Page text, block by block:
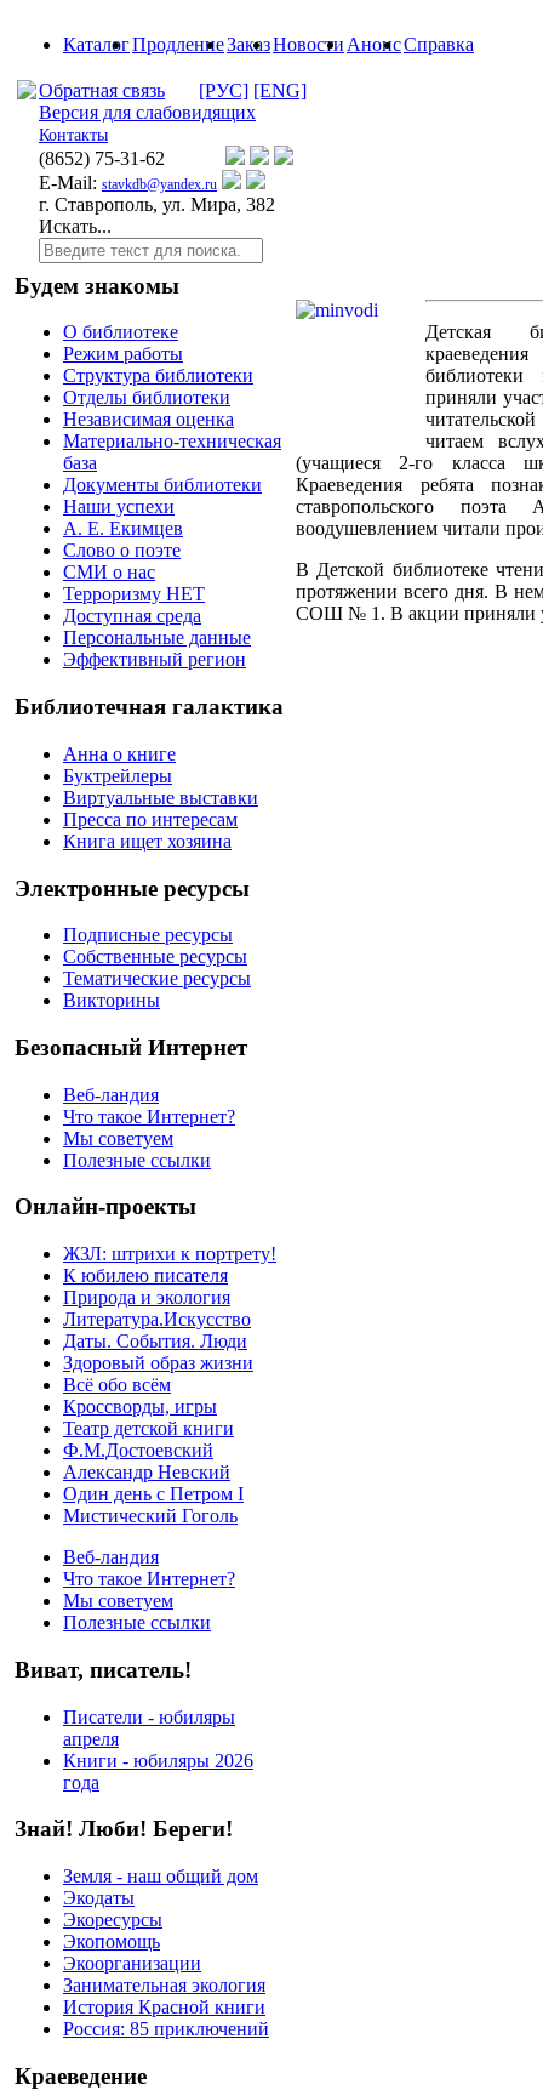
КаталогПродлениеЗаказНовости АнонсСправка
Обратная связь [РУС] [ENG]
Версия для слабовидящих
Контакты
(8652) 75-31-62
E-Mail: stavkdb@yandex.ru
г. Ставрополь, ул. Мира, 382
Искать...
Будем знакомы
О библиотеке
Режим работы
Структура библиотеки
Отделы библиотеки
Независимая оценка
Материально-техническая
база
Документы библиотеки
Наши успехи
А. Е. Екимцев
Слово о поэте
СМИ о нас
Терроризму НЕТ
Доступная среда
Персональные данные
Эффективный регион
Библиотечная галактика
Анна о книге
Буктрейлеры
Виртуальные выставки
Пресса по интересам
Книга ищет хозяина
Электронные ресурсы
Подписные ресурсы
Собственные ресурсы
Тематические ресурсы
Викторины
Безопасный Интернет
Веб-ландия
Что такое Интернет?
Мы советуем
Полезные ссылки
Онлайн-проекты
ЖЗЛ: штрихи к портрету!
К юбилею писателя
Природа и экология
Литература.Искусство
Даты. События. Люди
Здоровый образ жизни
Всё обо всём
Кроссворды, игры
Театр детской книги
Ф.М.Достоевский
Александр Невский
Один день с Петром I
Мистический Гоголь
Веб-ландия
Что такое Интернет?
Мы советуем
Полезные ссылки
Виват, писатель!
Писатели - юбиляры
апреля
Книги - юбиляры 2026
года
Знай! Люби! Береги!
Земля - наш общий дом
Экодаты
Экоресурсы
Экопомощь
Экоорганизации
Занимательная экология
История Красной книги
Россия: 85 приключений
Краеведение
Детская
библиотеки
приняли
читаем
(учащиеся 2-го класса
Краеведения ребята
ставропольского
воодушевлением читали
В Детской библиотеке
протяжении всего дня. В
СОШ № 1. В акции приняли